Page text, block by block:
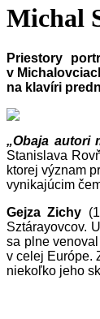
Michal
Priestory
v
na klavíri
„Obaja autori
Stanislava
ktorej význam
vynikajúcim
Gejza Zichy
Sztárayovcov.
sa plne
v celej Európe.
niekoľko jeho